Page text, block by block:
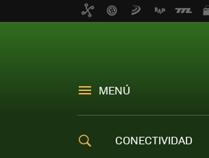
MENÚ
CONECTIVIDAD